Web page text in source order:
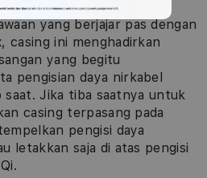
yang lebih baik.
yang berjajar pas dengan
casing ini menghadirkan
yang begitu
pengisian daya nirkabel
Jika tiba saatnya untuk
casing terpasang pada
pengisi daya
letakkan saja di atas pengisi